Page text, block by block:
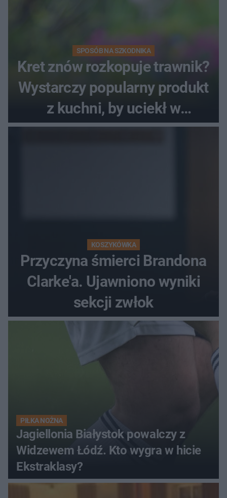
SPOSÓB NA SZKODNIKA
Kret znów rozkopuje trawnik?
Wystarczy popularny produkt
z kuchni, by uciekł w
popłochu
KOSZYKÓWKA
Przyczyna śmierci Brandona
Clarke'a. Ujawniono wyniki
sekcji zwłok
PIŁKA NOŻNA
Jagiellonia Białystok powalczy z
Widzewem Łódź. Kto wygra w hicie
Ekstraklasy?